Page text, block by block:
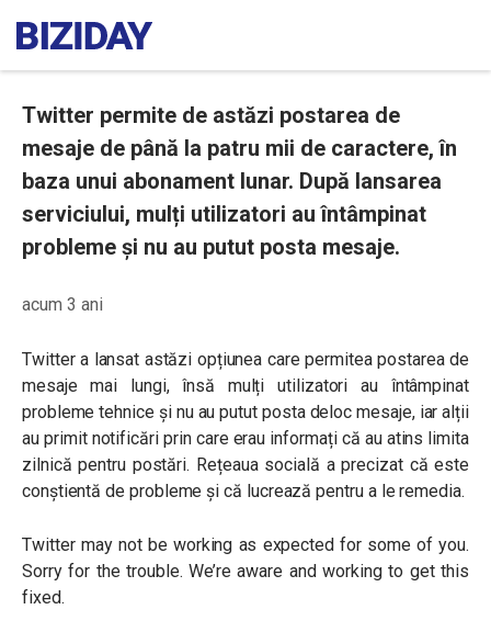
Twitter permite de astăzi postarea de
mesaje de până la patru mii de caractere, în
baza unui abonament lunar. După lansarea
serviciului, mulți utilizatori au întâmpinat
probleme și nu au putut posta mesaje.
acum 3 ani
Twitter a lansat astăzi opțiunea care permitea postarea de
mesaje mai lungi, însă mulți utilizatori au întâmpinat
probleme tehnice și nu au putut posta deloc mesaje, iar alții
au primit notificări prin care erau informați că au atins limita
zilnică pentru postări. Rețeaua socială a precizat că este
conștientă de probleme și că lucrează pentru a le remedia.
Twitter may not be working as expected for some of you.
Sorry for the trouble. We’re aware and working to get this
fixed.